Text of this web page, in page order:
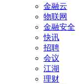
金融云
物联网
金融安全
快讯
招聘
会议
江湖
理财